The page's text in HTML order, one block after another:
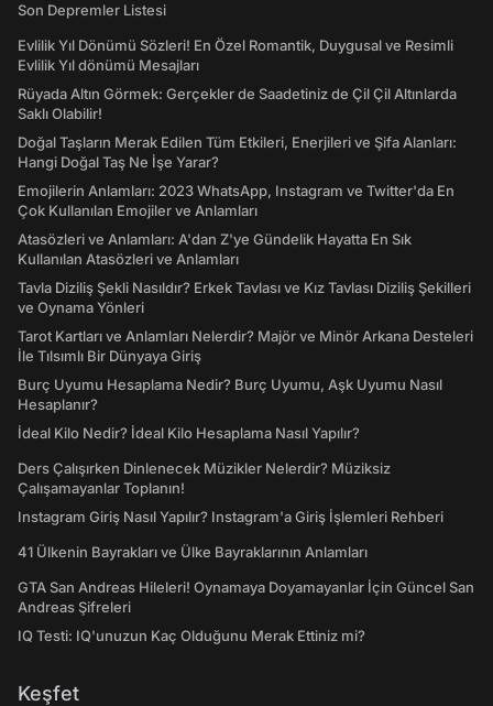
Son Depremler Listesi
Evlilik Yıl Dönümü Sözleri! En Özel Romantik, Duygusal ve Resimli
Evlilik Yıl dönümü Mesajları
Rüyada Altın Görmek: Gerçekler de Saadetiniz de Çil Çil Altınlarda
Saklı Olabilir!
Doğal Taşların Merak Edilen Tüm Etkileri, Enerjileri ve Şifa Alanları:
Hangi Doğal Taş Ne İşe Yarar?
Emojilerin Anlamları: 2023 WhatsApp, Instagram ve Twitter'da En
Çok Kullanılan Emojiler ve Anlamları
Atasözleri ve Anlamları: A'dan Z'ye Gündelik Hayatta En Sık
Kullanılan Atasözleri ve Anlamları
Tavla Diziliş Şekli Nasıldır? Erkek Tavlası ve Kız Tavlası Diziliş Şekilleri
ve Oynama Yönleri
Tarot Kartları ve Anlamları Nelerdir? Majör ve Minör Arkana Desteleri
İle Tılsımlı Bir Dünyaya Giriş
Burç Uyumu Hesaplama Nedir? Burç Uyumu, Aşk Uyumu Nasıl
Hesaplanır?
İdeal Kilo Nedir? İdeal Kilo Hesaplama Nasıl Yapılır?
Ders Çalışırken Dinlenecek Müzikler Nelerdir? Müziksiz
Çalışamayanlar Toplanın!
Instagram Giriş Nasıl Yapılır? Instagram'a Giriş İşlemleri Rehberi
41 Ülkenin Bayrakları ve Ülke Bayraklarının Anlamları
GTA San Andreas Hileleri! Oynamaya Doyamayanlar İçin Güncel San
Andreas Şifreleri
IQ Testi: IQ'unuzun Kaç Olduğunu Merak Ettiniz mi?
Keşfet